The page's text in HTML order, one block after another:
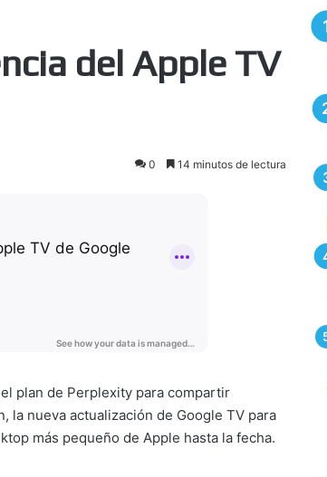
del Apple TV
0 14 minutos de lectura
plan de Perplexity para compartir
la nueva actualización de Google TV para
más pequeño de Apple hasta la fecha.